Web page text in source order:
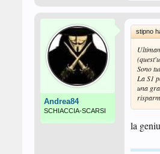
Andrea84
SCHIACCIA-SCARSI
stipno
Sono
La S1
una
la